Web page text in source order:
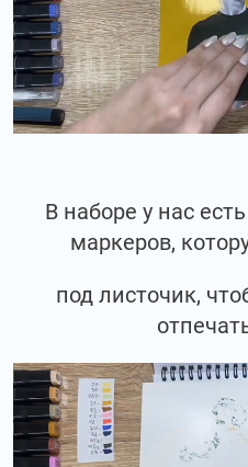
В наборе у нас
маркеров,
под листочик,